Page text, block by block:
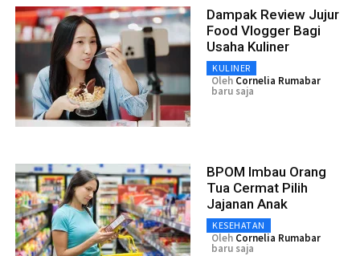
Dampak Review Jujur
Food Vlogger Bagi
Usaha Kuliner
KULINER
Oleh Cornelia Rumabar
baru saja
BPOM Imbau Orang
Tua Cermat Pilih
Jajanan Anak
KESEHATAN
Oleh Cornelia Rumabar
baru saja